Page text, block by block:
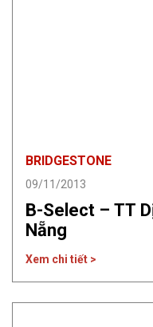
BRIDGESTONE
09/11/2013
B-Select – TT
Nẵng
Xem chi tiết >